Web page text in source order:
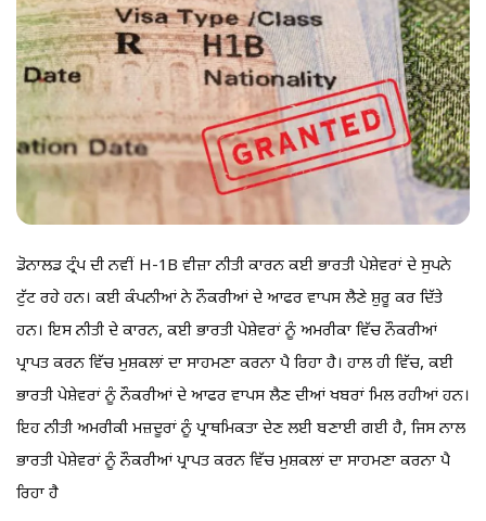
ਡੋਨਾਲਡ ਟ੍ਰੰਪ ਦੀ ਨਵੀਂ H-1B ਵੀਜ਼ਾ ਨੀਤੀ ਕਾਰਨ ਕਈ ਭਾਰਤੀ ਪੇਸ਼ੇਵਰਾਂ ਦੇ ਸੁਪਨੇ
ਟੁੱਟ ਰਹੇ ਹਨ। ਕਈ ਕੰਪਨੀਆਂ ਨੇ ਨੌਕਰੀਆਂ ਦੇ ਆਫਰ ਵਾਪਸ ਲੈਣੇ ਸ਼ੁਰੂ ਕਰ ਦਿੱਤੇ
ਹਨ। ਇਸ ਨੀਤੀ ਦੇ ਕਾਰਨ, ਕਈ ਭਾਰਤੀ ਪੇਸ਼ੇਵਰਾਂ ਨੂੰ ਅਮਰੀਕਾ ਵਿੱਚ ਨੌਕਰੀਆਂ
ਪ੍ਰਾਪਤ ਕਰਨ ਵਿੱਚ ਮੁਸ਼ਕਲਾਂ ਦਾ ਸਾਹਮਣਾ ਕਰਨਾ ਪੈ ਰਿਹਾ ਹੈ। ਹਾਲ ਹੀ ਵਿੱਚ, ਕਈ
ਭਾਰਤੀ ਪੇਸ਼ੇਵਰਾਂ ਨੂੰ ਨੌਕਰੀਆਂ ਦੇ ਆਫਰ ਵਾਪਸ ਲੈਣ ਦੀਆਂ ਖਬਰਾਂ ਮਿਲ ਰਹੀਆਂ ਹਨ।
ਇਹ ਨੀਤੀ ਅਮਰੀਕੀ ਮਜ਼ਦੂਰਾਂ ਨੂੰ ਪ੍ਰਾਥਮਿਕਤਾ ਦੇਣ ਲਈ ਬਣਾਈ ਗਈ ਹੈ, ਜਿਸ ਨਾਲ
ਭਾਰਤੀ ਪੇਸ਼ੇਵਰਾਂ ਨੂੰ ਨੌਕਰੀਆਂ ਪ੍ਰਾਪਤ ਕਰਨ ਵਿੱਚ ਮੁਸ਼ਕਲਾਂ ਦਾ ਸਾਹਮਣਾ ਕਰਨਾ ਪੈ
ਰਿਹਾ ਹੈ